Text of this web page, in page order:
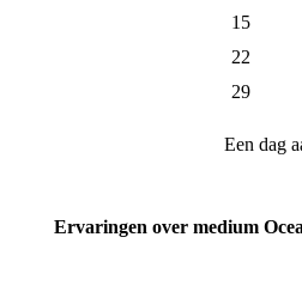
15
22
29
Een dag
Ervaringen over medium